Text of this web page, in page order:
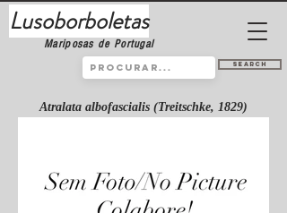
Lusoborboletas
Mariposas de Portugal
Search
Atralata albofascialis (Treitschke, 1829)